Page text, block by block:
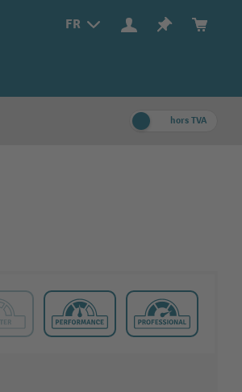
FR
hors TVA